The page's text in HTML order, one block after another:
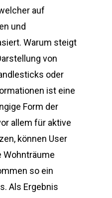
auf
und
Warum steigt
von
oder
ist eine
Form der
allem für aktive
können User
Wohnträume
so ein
Als Ergebnis